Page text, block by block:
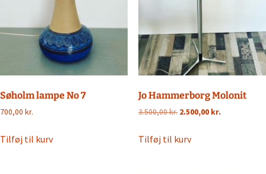
Søholm lampe No 7
700,00 kr.
Tilføj til kurv
Jo Hammerborg Molonit
3.500,00kr. Den
2.500,00 kr.Den
Tilføj til kurv